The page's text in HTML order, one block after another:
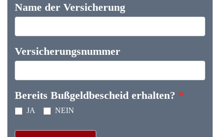
Name der Versicherung
Versicherungsnummer
Bereits Bußgeldbescheid erhalten? *
JA NEIN